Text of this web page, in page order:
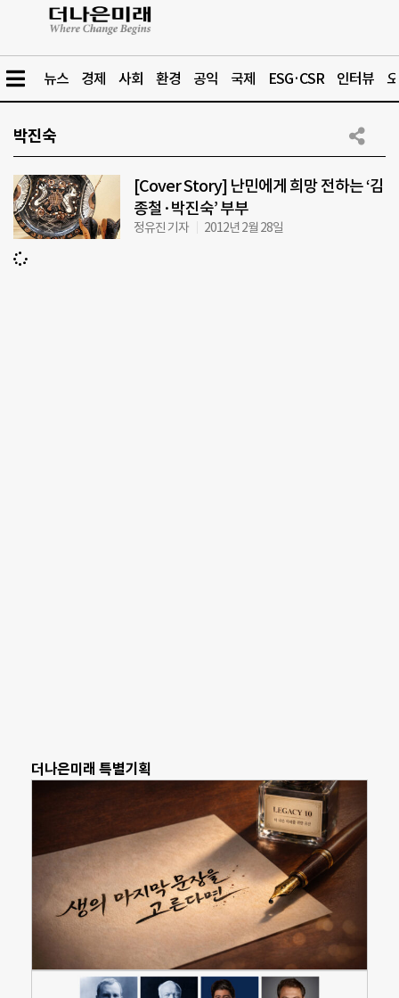
뉴스 경제 사회 환경 공익 국제 ESG·CSR 인터뷰
박진숙
[Cover Story] 난민에게 희망 전하는 ‘김
종철·박진숙’ 부부
정유진 기자 2012년 2월 28일
더나은미래 특별기획